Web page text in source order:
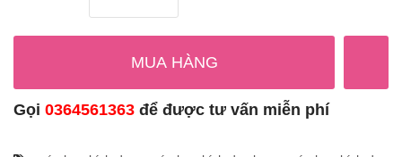
MUA HÀNG
Gọi 0364561363 để được tư vấn miễn phí